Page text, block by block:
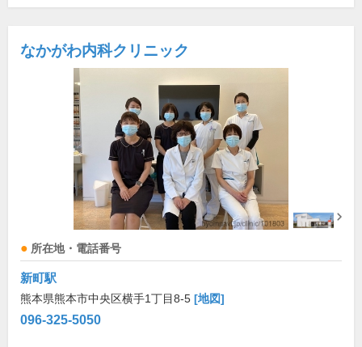
なかがわ内科クリニック
所在地・電話番号
新町駅
熊本県熊本市中央区横手1丁目8-5 [地図]
096-325-5050